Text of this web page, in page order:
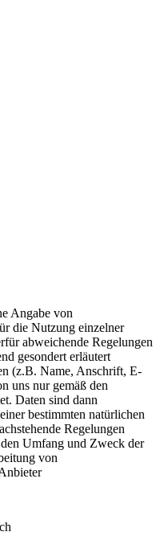
Angabe von
die Nutzung einzelner
abweichende Regelungen
gesondert erläutert
(z.B. Name, Anschrift, E-
uns nur gemäß den
Daten sind dann
bestimmten natürlichen
Regelungen
Umfang und Zweck der
von